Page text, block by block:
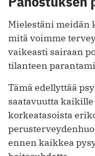
Mielestäni meidän
mitä voimme
vaikeasti sairaan
tilanteen
Tämä edellyttää
saatavuutta
korkeatasoista
ennen kaikkea